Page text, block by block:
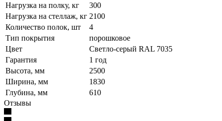
Нагрузка на полку, кг
300
Нагрузка на стеллаж, кг 2100
Количество полок, шт
4
Тип покрытия
порошковое
Цвет
Светло-серый RAL 7035
Гарантия
1 год
Высота, мм
2500
Ширина, мм
1830
Глубина, мм
610
Отзывы